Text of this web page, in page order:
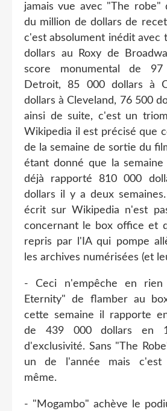
jamais vue avec "The robe"
du million de dollars de
c'est absolument inédit avec
dollars au Roxy de
score monumental de
Detroit, 85 000 dollars à
dollars à Cleveland, 76 500
ainsi de suite, c'est un
Wikipedia il est précisé que
de la semaine de sortie du
étant donné que la
déjà rapporté 810 000
dollars il y a deux
écrit sur Wikipedia n'est
concernant le box office et
repris par l'IA qui pompe
les archives numérisées (et
- Ceci n'empêche en
Eternity" de flamber au
cette semaine il rapporte
de 439 000 dollars en
d'exclusivité. Sans "The
un de l'année mais c'est
même.
- "Mogambo" achève le